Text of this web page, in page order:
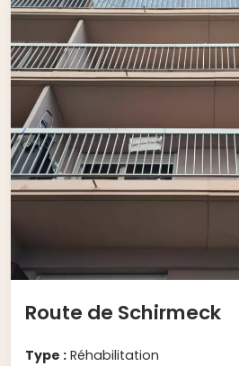
Route de Schirmeck
Type : Réhabilitation